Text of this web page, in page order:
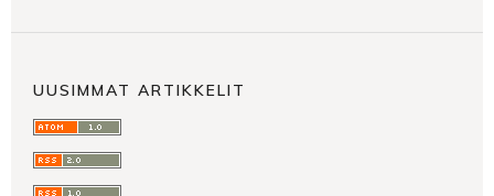
UUSIMMAT ARTIKKELIT